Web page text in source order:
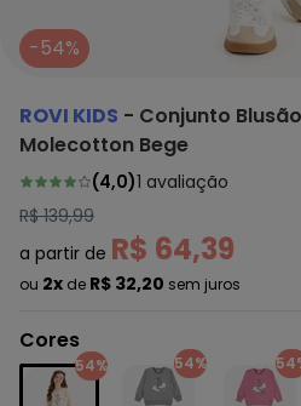
-54%
ROVI KIDS - Conjunto
Molecotton Bege
(4,0)1 avaliação
R$ 139,99
a partir de R$ 64,39
ou 2x de R$ 32,20 sem juros
Cores
54% 54%